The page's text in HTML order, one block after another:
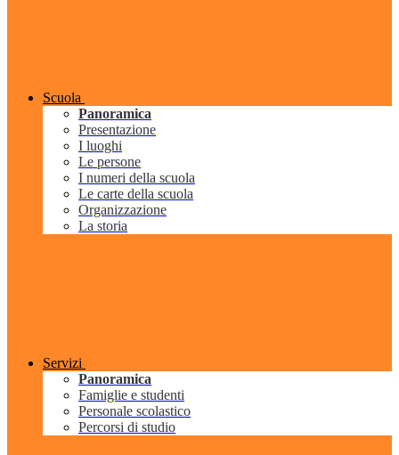
Scuola
Panoramica
Presentazione
I luoghi
Le persone
I numeri della scuola
Le carte della scuola
Organizzazione
La storia
Servizi
Panoramica
Famiglie e studenti
Personale scolastico
Percorsi di studio